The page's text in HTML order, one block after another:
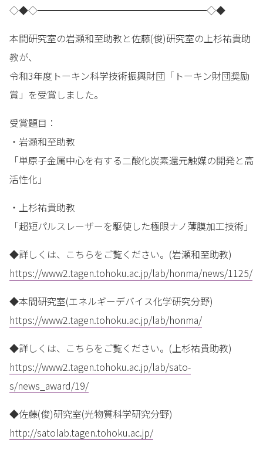
◇◆◇━━━━━━━━━━━━━━━━━━◇◆
本間研究室の岩瀬和至助教と佐藤(俊)研究室の上杉祐貴助
教が、
令和3年度トーキン科学技術振興財団「トーキン財団奨励
賞」を受賞しました。
受賞題目：
・岩瀬和至助教
「単原子金属中心を有する二酸化炭素還元触媒の開発と高
活性化」
・上杉祐貴助教
「超短パルスレーザーを駆使した極限ナノ薄膜加工技術」
◆詳しくは、こちらをご覧ください。(岩瀬和至助教)
https://www2.tagen.tohoku.ac.jp/lab/honma/news/1125/
◆本間研究室(エネルギーデバイス化学研究分野)
https://www2.tagen.tohoku.ac.jp/lab/honma/
◆詳しくは、こちらをご覧ください。(上杉祐貴助教)
https://www2.tagen.tohoku.ac.jp/lab/sato-
s/news_award/19/
◆佐藤(俊)研究室(光物質科学研究分野)
http://satolab.tagen.tohoku.ac.jp/